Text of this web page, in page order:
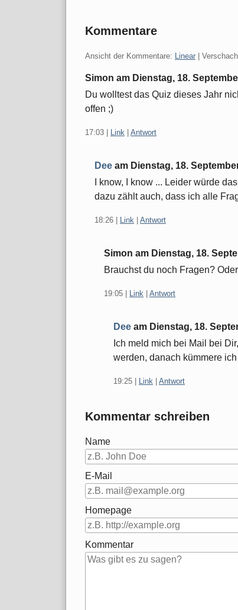
Kommentare
Ansicht der Kommentare: Linear |
Simon am Dienstag, 18.
Du wolltest das Quiz dieses Jahr
offen ;)
17:03 | Link | Antwort
Dee am Dienstag, 18.
I know, I know ... Leider würde
dazu zählt auch, dass ich alle
18:26 | Link | Antwort
Simon am Dienstag, 18.
Brauchst du noch Fragen?
19:05 | Link | Antwort
Dee am Dienstag, 18.
Ich meld mich bei Mail bei
werden, danach kümmere
19:25 | Link | Antwort
Kommentar schreiben
Name
E-Mail
Homepage
Kommentar